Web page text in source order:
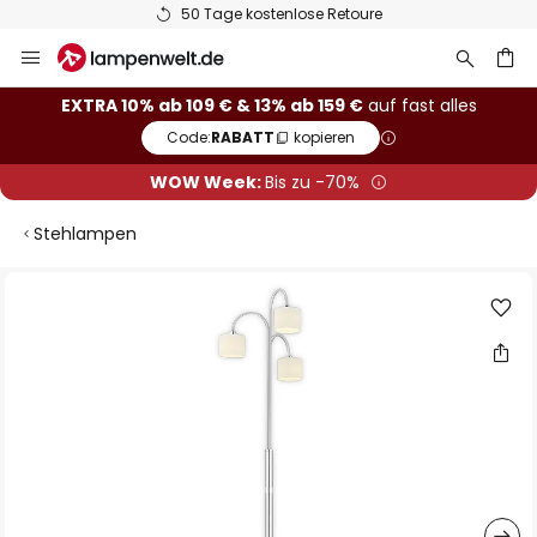
50 Tage kostenlose Retoure
Inhalt
springen
EXTRA 10% ab 109 € & 13% ab 159 €auf fast alles
Code:RABATT kopieren
WOW Week:Bis zu -70%
Stehlampen